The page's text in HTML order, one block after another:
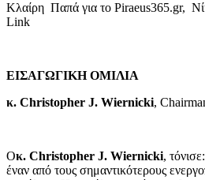
Κλαίρη Παπά για το Piraeus365.gr,
Link
ΕΙΣΑΓΩΓΙΚΗ ΟΜΙΛΙΑ
κ. Christopher J. Wiernicki,
Oκ. Christopher J. Wiernicki,
έναν από τους σημαντικότερους